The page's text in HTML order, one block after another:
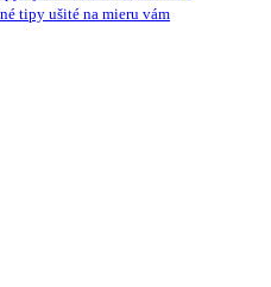
tipy ušité na mieru vám